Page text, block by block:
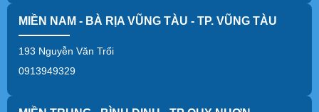
MIỀN NAM - BÀ RỊA VŨNG TÀU - TP. VŨNG TÀU
193 Nguyễn Văn Trổi
0913949329